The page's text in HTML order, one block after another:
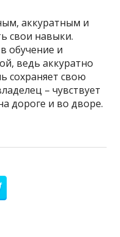
аккуратным и
свои навыки.
обучение и
ведь аккуратно
сохраняет свою
– чувствует
дороге и во дворе.